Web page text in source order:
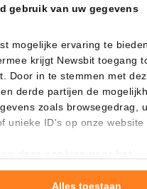
gebruik van uw gegevens
mogelijke ervaring te
krijgt Newsbit toegang
Door in te stemmen met
derde partijen de
zoals browsegedrag,
unieke ID's op onze website
functioneren van deze
van gebruiksstatistieken
Alles toestaan
Desde